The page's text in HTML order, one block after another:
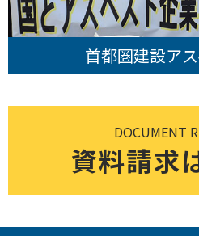
首都圏建設ア
DOCUMENT
資料請求